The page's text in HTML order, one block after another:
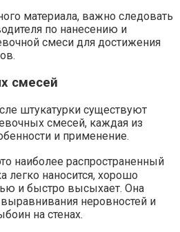
материала, важно следовать
по нанесению и
смеси для достижения
смесей
штукатурки существуют
смесей, каждая из
и применение.​
наиболее распространенный
легко наносится, хорошо
и быстро высыхает.​ Она
неровностей и
на стенах.​